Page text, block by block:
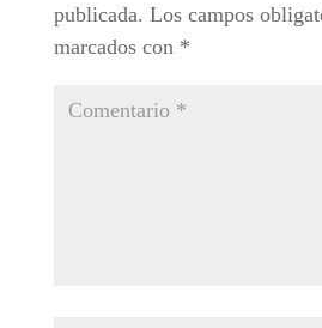
publicada. Los campos
marcados con *